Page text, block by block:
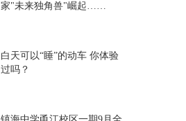
家"未来独角兽"崛起……
白天可以“睡”的动车 你体验
过吗？